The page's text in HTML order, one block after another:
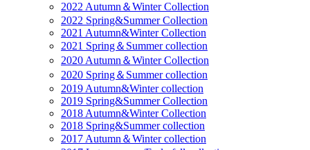
2022 Autumn＆Winter Collection
2022 Spring&Summer Collection
2021 Autumn&Winter Collection
2021 Spring＆Summer collection
2020 Autumn＆Winter Collection
2020 Spring＆Summer collection
2019 Autumn&Winter collection
2019 Spring&Summer Collection
2018 Autumn&Winter Collection
2018 Spring&Summer collection
2017 Autumn＆Winter collection